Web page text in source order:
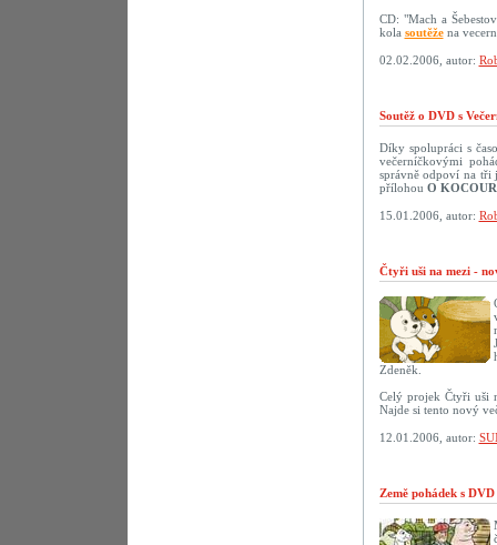
CD: "Mach a
kola soutěžena
02.02.2006, autor:
Soutěž o DVD s
Díky spolupráci s
večerníčkovými
správně odpoví na tři
přílohou O
15.01.2006, autor:
Čtyři uši na mezi -
Zdeněk.
Celý projek Čtyři uši
Najde si tento nový
12.01.2006, autor:
Země pohádek s